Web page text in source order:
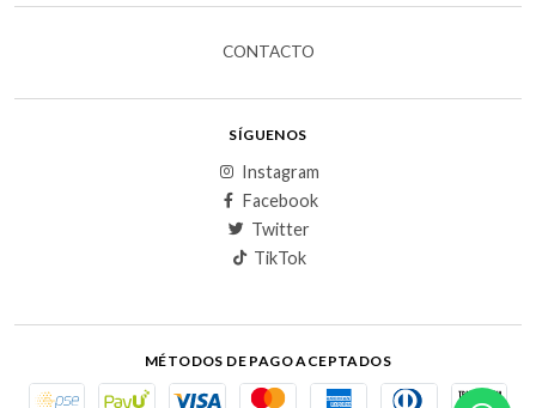
CONTACTO
SÍGUENOS
Instagram
Facebook
Twitter
TikTok
MÉTODOS DE PAGO ACEPTADOS